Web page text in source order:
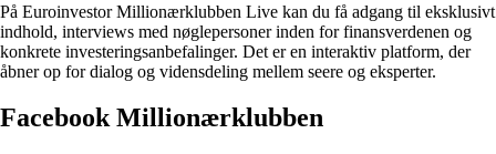
På Euroinvestor Millionærklubben Live kan du få adgang til eksklusivt
indhold, interviews med nøglepersoner inden for finansverdenen og
konkrete investeringsanbefalinger. Det er en interaktiv platform, der
åbner op for dialog og vidensdeling mellem seere og eksperter.
Facebook Millionærklubben